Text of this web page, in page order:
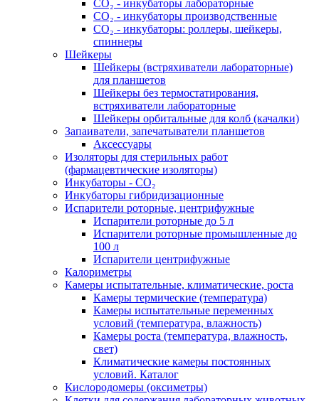
СО₂ - инкубаторы лабораторные
СО₂ - инкубаторы производственные
СО₂ - инкубаторы: роллеры, шейкеры,
спиннеры
Шейкеры
Шейкеры (встряхиватели лабораторные)
для планшетов
Шейкеры без термостатирования,
встряхиватели лабораторные
Шейкеры орбитальные для колб (качалки)
Запаиватели, запечатыватели планшетов
Аксессуары
Изоляторы для стерильных работ
(фармацевтические изоляторы)
Инкубаторы - CO₂
Инкубаторы гибридизационные
Испарители роторные, центрифужные
Испарители роторные до 5 л
Испарители роторные промышленные до
100 л
Испарители центрифужные
Калориметры
Камеры испытательные, климатические, роста
Камеры термические (температура)
Камеры испытательные переменных
условий (температура, влажность)
Камеры роста (температура, влажность,
свет)
Климатические камеры постоянных
условий. Каталог
Кислородомеры (оксиметры)